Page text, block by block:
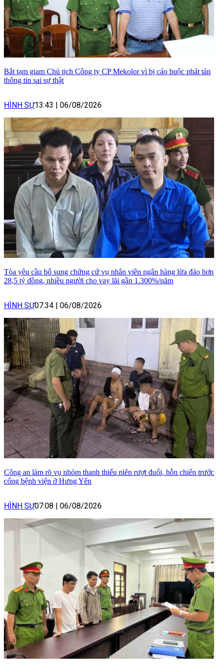
Bắt tạm giam Chủ tịch Công ty CP Mekolor vì bị cáo buộc phát tán
thông tin sai sự thật
HÌNH SỰ13:43 | 06/08/2026
Tòa yêu cầu bổ sung chứng cứ vụ nhân viên ngân hàng lừa đảo hơn
28,5 tỷ đồng, nhiều người cho vay lãi gần 1.300%/năm
HÌNH SỰ07:34 | 06/08/2026
Công an làm rõ vụ nhóm thanh thiếu niên rượt đuổi, hỗn chiến trước
cổng bệnh viện ở Hưng Yên
HÌNH SỰ07:08 | 06/08/2026